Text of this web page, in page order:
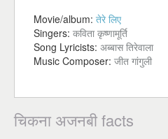
Movie/album: तेरे लिए
Singers: कविता कृष्णामूर्ति
Song Lyricists: अब्बास तिरेवाला
Music Composer: जीत गांगुली
चिकना अजनबी facts